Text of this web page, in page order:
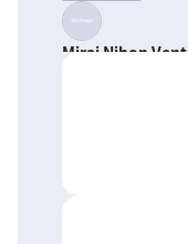
Mirai Nihon